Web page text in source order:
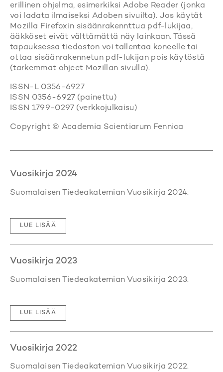
erillinen ohjelma, esimerkiksi Adobe Reader (jonka
voi ladata ilmaiseksi Adoben sivuilta). Jos käytät
Mozilla Firefoxin sisäänrakennttua pdf-lukijaa,
ääkköset eivät välttämättä näy lainkaan. Tässä
tapauksessa tiedoston voi tallentaa koneelle tai
ottaa sisäänrakennetun pdf-lukijan pois käytöstä
(tarkemmat ohjeet Mozillan sivulla).
ISSN-L 0356-6927
ISSN 0356-6927 (painettu)
ISSN 1799-0297 (verkkojulkaisu)
Copyright © Academia Scientiarum Fennica
Vuosikirja 2024
Suomalaisen Tiedeakatemian Vuosikirja 2024.
LUE LISÄÄ
Vuosikirja 2023
Suomalaisen Tiedeakatemian Vuosikirja 2023.
LUE LISÄÄ
Vuosikirja 2022
Suomalaisen Tiedeakatemian Vuosikirja 2022.